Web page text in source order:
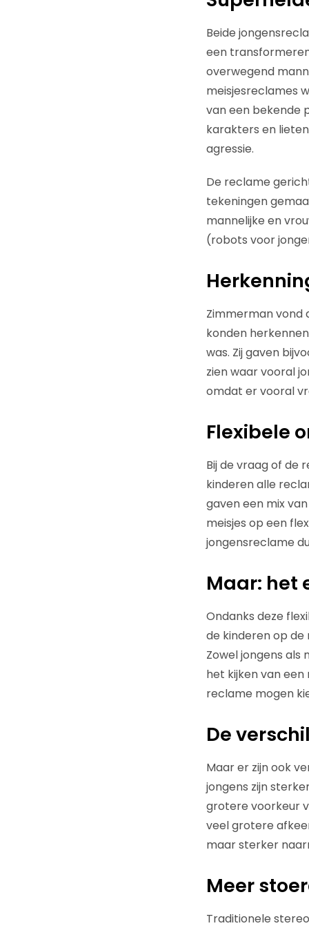
Beide
een
overwegend
meisjesreclames
van een bekende
karakters en
agressie.
De reclame
tekeningen
mannelijke en
(robots voor
Zimmerman vond
konden
was. Zij gaven
zien waar vooral
omdat er vooral
Flexibele
Bij de vraag of de
kinderen alle
gaven een mix
meisjes op een
jongensreclame
Maar: het
Ondanks deze
de kinderen op
Zowel jongens
het kijken van
reclame mogen
De
Maar er zijn ook
jongens zijn
grotere voorkeur
veel grotere
maar sterker
Meer
Traditionele